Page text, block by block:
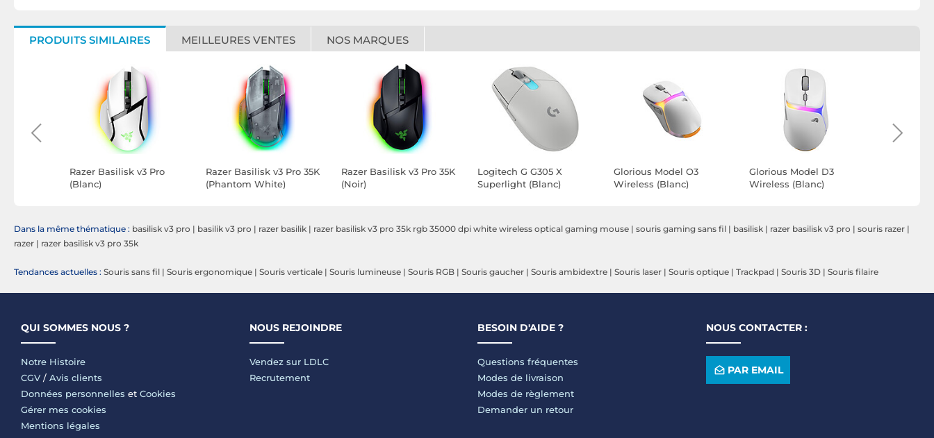
PRODUITS SIMILAIRES MEILLEURES VENTES NOS MARQUES
Razer Basilisk v3 Pro
(Blanc)
Razer Basilisk v3 Pro 35K
(Phantom White)
Razer Basilisk v3 Pro 35K
(Noir)
Logitech G G305 X
Superlight (Blanc)
Glorious Model O3
Wireless (Blanc)
Glorious Model D3
Wireless (Blanc)
Dans la même thématique : basilisk v3 pro | basilik v3 pro | razer basilik | razer basilisk v3 pro 35k rgb 35000 dpi white wireless optical gaming mouse | souris gaming sans fil | basilisk | razer basilisk v3 pro | souris razer |
razer | razer basilisk v3 pro 35k
Tendances actuelles : Souris sans fil | Souris ergonomique | Souris verticale | Souris lumineuse | Souris RGB | Souris gaucher | Souris ambidextre | Souris laser | Souris optique | Trackpad | Souris 3D | Souris filaire
QUI SOMMES NOUS ?
Notre Histoire
CGV / Avis clients
Données personnelles et Cookies
Gérer mes cookies
Mentions légales
NOUS REJOINDRE
Vendez sur LDLC
Recrutement
BESOIN D'AIDE ?
Questions fréquentes
Modes de livraison
Modes de règlement
Demander un retour
NOUS CONTACTER :
PAR EMAIL